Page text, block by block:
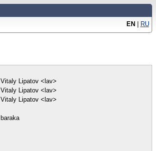
EN | RU
Vitaly Lipatov <lav>
Vitaly Lipatov <lav>
Vitaly Lipatov <lav>
baraka